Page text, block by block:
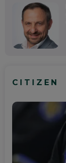
CITIZEN